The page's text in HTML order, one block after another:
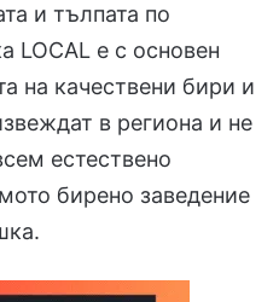
и тълпата по
LOCAL е с основен
на качествени бири и
в региона и не
естествено
бирено заведение